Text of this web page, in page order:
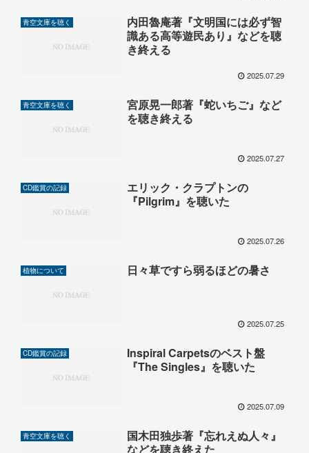
青空文庫を聴く
内田魯庵著『文明国には必ず智
識ある高等遊民あり』などを聴
き終える
2025.07.29
青空文庫を聴く
宮原晃一郎著『蛇いちご』など
を聴き終える
2025.07.27
CD鑑賞の記録
エリック・クラプトンの
『Pilgrim』を聴いた
2025.07.26
植物について 日々草ですら弱るほどの暑さ
2025.07.25
CD鑑賞の記録
Inspiral Carpetsのベスト盤
『The Singles』を聴いた
2025.07.09
青空文庫を聴く
国木田独歩著『忘れえぬ人々』
などを聴き終えた